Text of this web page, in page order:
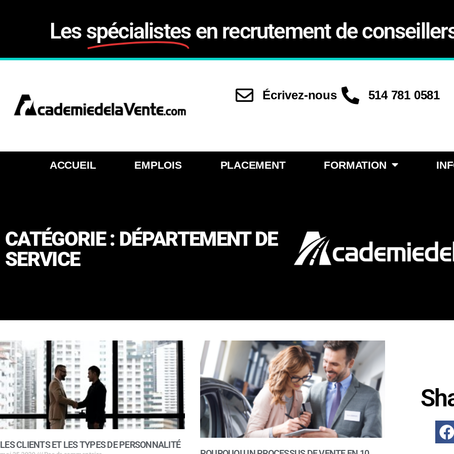
Les spécialistes en recrutement de
Écrivez-nous 514 781 0581
ACCUEIL EMPLOIS PLACEMENT FORMATION
CATÉGORIE : DÉPARTEMENT DE
SERVICE
LES CLIENTS ET LES TYPES DE PERSONNALITÉ